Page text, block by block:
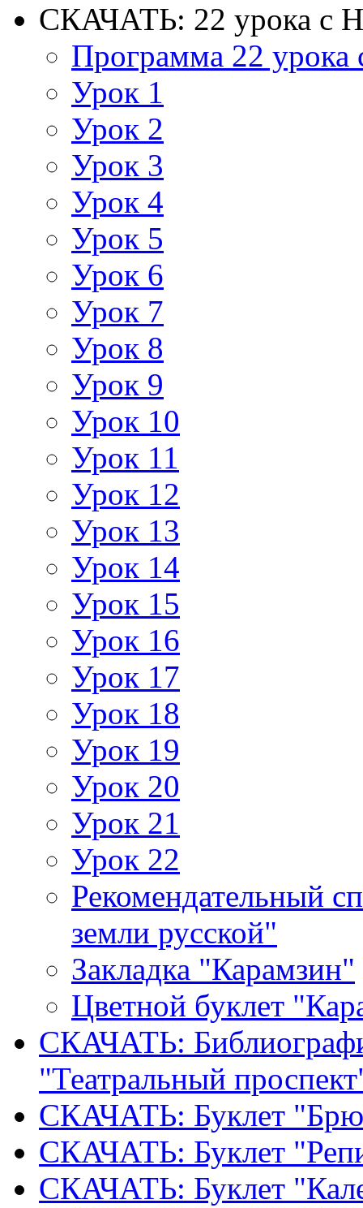
СКАЧАТЬ: 22 урока с
Программа 22
Урок 1
Урок 2
Урок 3
Урок 4
Урок 5
Урок 6
Урок 7
Урок 8
Урок 9
Урок 10
Урок 11
Урок 12
Урок 13
Урок 14
Урок 15
Урок 16
Урок 17
Урок 18
Урок 19
Урок 20
Урок 21
Урок 22
Рекомендательный
земли русской"
Закладка "Карамзин"
Цветной буклет
СКАЧАТЬ:
"Театральный
СКАЧАТЬ: Буклет
СКАЧАТЬ: Буклет
СКАЧАТЬ: Буклет